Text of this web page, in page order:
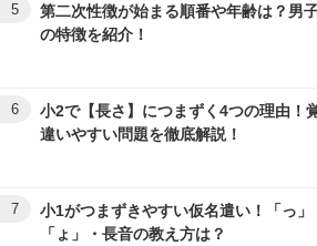
5
第二次性徴が始まる順番や年齢は？男
の特徴を紹介！
6
小2で【長さ】につまずく4つの理由！
違いやすい問題を徹底解説！
7
小1がつまずきやすい仮名遣い！「っ」
「ょ」・長音の教え方は？